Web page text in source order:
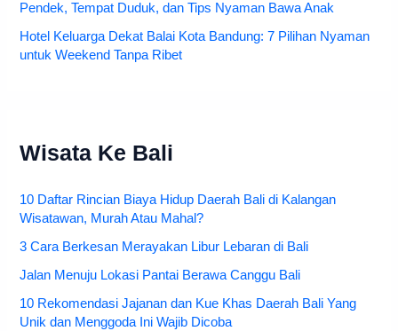
Pendek, Tempat Duduk, dan Tips Nyaman Bawa Anak
Hotel Keluarga Dekat Balai Kota Bandung: 7 Pilihan Nyaman
untuk Weekend Tanpa Ribet
Wisata Ke Bali
10 Daftar Rincian Biaya Hidup Daerah Bali di Kalangan
Wisatawan, Murah Atau Mahal?
3 Cara Berkesan Merayakan Libur Lebaran di Bali
Jalan Menuju Lokasi Pantai Berawa Canggu Bali
10 Rekomendasi Jajanan dan Kue Khas Daerah Bali Yang
Unik dan Menggoda Ini Wajib Dicoba